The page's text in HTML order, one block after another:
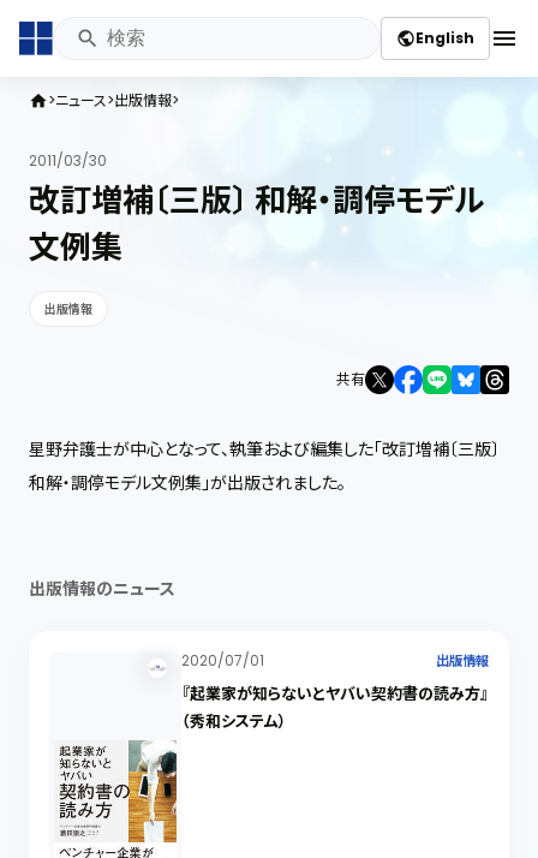
publicEnglish menu
home ニュース 出版情報
2011/03/30
改訂増補〔三版〕 和解・調停モデル
文例集
出版情報
共有
星野弁護士が中心となって、執筆および編集した「改訂増補〔三版〕
和解・調停モデル文例集」が出版されました。
出版情報のニュース
2020/07/01 出版情報
『起業家が知らないとヤバい契約書の読み方』
（秀和システム）